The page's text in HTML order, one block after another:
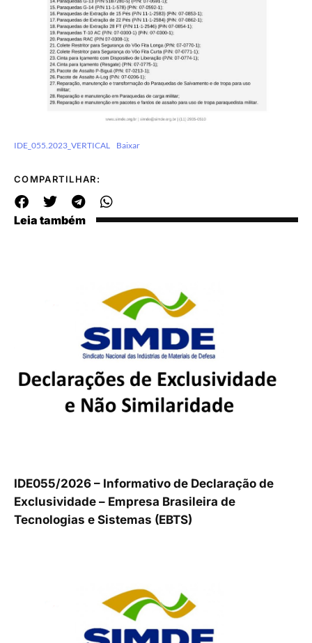
IDE_055.2023_VERTICAL Baixar
COMPARTILHAR:
Leia também
IDE055/2026 – Informativo de Declaração de
Exclusividade – Empresa Brasileira de
Tecnologias e Sistemas (EBTS)